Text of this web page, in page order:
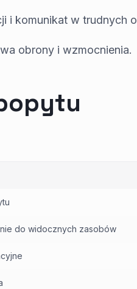
i komunikat w trudnych
obrony i wzmocnienia.
do widocznych zasobów